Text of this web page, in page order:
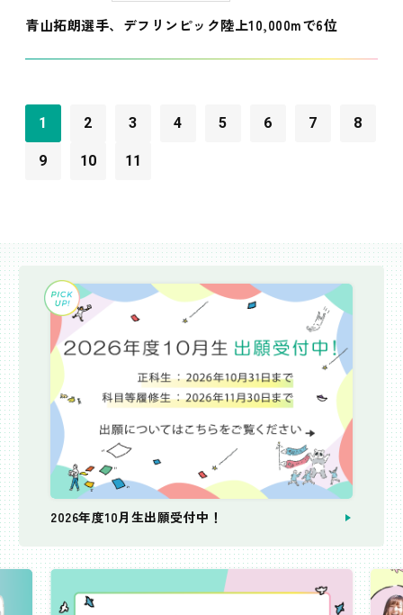
青山拓朗選手、デフリンピック陸上10,000mで6位
1 2 3 4 5 6 7 8
9 10 11
2026年度10月生出願受付中！